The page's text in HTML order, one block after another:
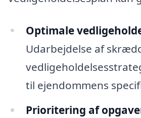
Optimale
Udarbejdelse af
til ejendommens
Prioritering af